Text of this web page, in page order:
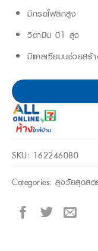
มีกรดโฟลิกสูง
วิตามิน บี1 สูง
มีแคลเซียมนช่วยสร้
SKU: 162246080
Categories: สูงวัยสุดส